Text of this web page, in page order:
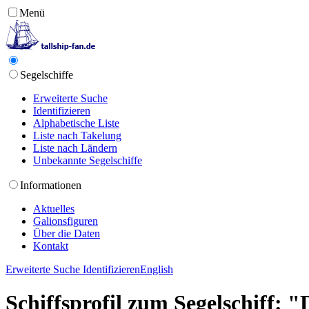
Menü
Segelschiffe
Erweiterte Suche
Identifizieren
Alphabetische Liste
Liste nach Takelung
Liste nach Ländern
Unbekannte Segelschiffe
Informationen
Aktuelles
Galionsfiguren
Über die Daten
Kontakt
Erweiterte Suche IdentifizierenEnglish
Schiffsprofil zum Segelschiff: